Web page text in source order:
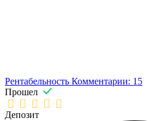
Рентабельность Комментарии: 15
Прошел
Депозит